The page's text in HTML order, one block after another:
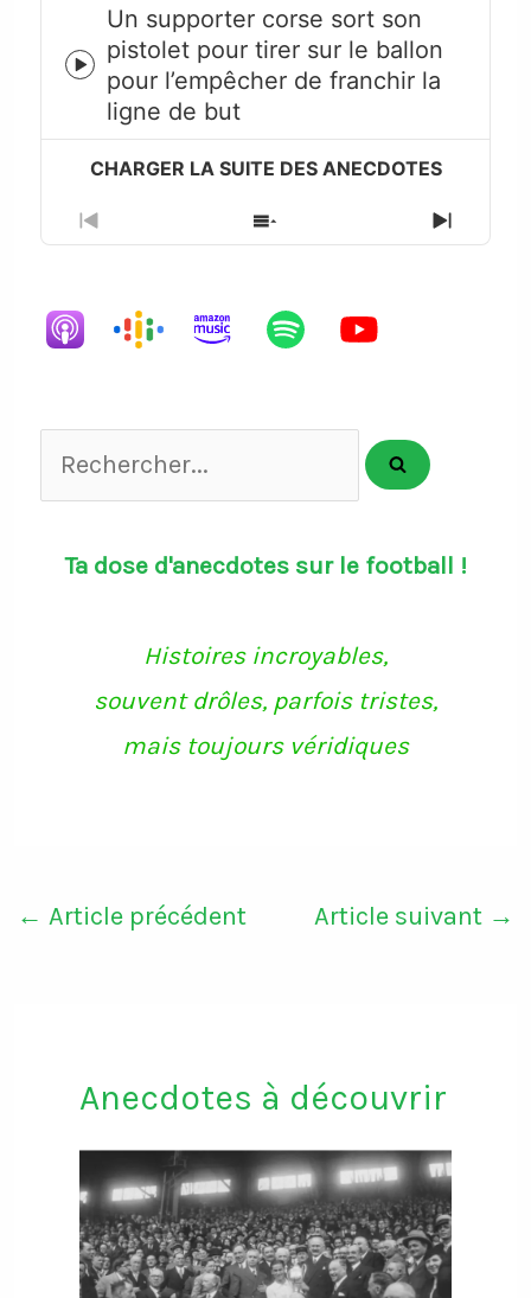
Episode
play
icon
Un supporter corse sort son
pistolet pour tirer sur le ballon
pour l’empêcher de franchir la
ligne de but
Previous
Episode
Show
Episodes
Next
Episode
Rechercher...
Ta dose d'anecdotes sur le football !
Histoires incroyables,
souvent drôles, parfois tristes,
mais toujours véridiques
← Article précédent Article suivant →
Anecdotes à découvrir